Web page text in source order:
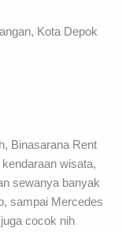
Kota Depok
Binasarana Rent
wisata,
sewanya banyak
sampai Mercedes
cocok nih